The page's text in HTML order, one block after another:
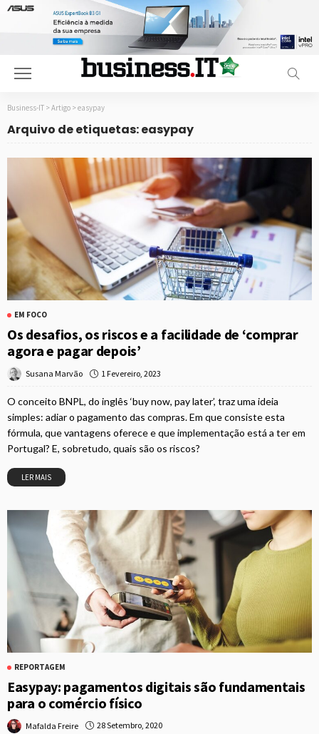
Business-IT > Artigo > easypay
Arquivo de etiquetas: easypay
EM FOCO
Os desafios, os riscos e a facilidade de ‘comprar
agora e pagar depois’
Susana Marvão 1 Fevereiro, 2023
O conceito BNPL, do inglês ‘buy now, pay later’, traz uma ideia
simples: adiar o pagamento das compras. Em que consiste esta
fórmula, que vantagens oferece e que implementação está a ter em
Portugal? E, sobretudo, quais são os riscos?
LER MAIS
REPORTAGEM
Easypay: pagamentos digitais são fundamentais
para o comércio físico
Mafalda Freire 28 Setembro, 2020